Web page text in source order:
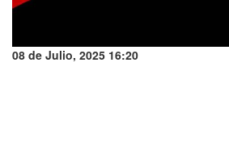
08 de Julio, 2025 16:20